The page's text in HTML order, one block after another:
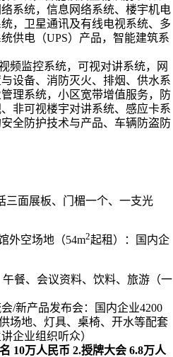
系统，信息网络系统、楼宇机电
，卫星通讯及有线电视系统、多
供电（UPS）产品，智能建筑系
频监控系统，可视对讲系统，网
设备、消防灭火、排烟、供水系
理系统，小区宽带增值服务，防
非可视楼宇对讲系统、感应卡系
全防护技术与产品、车辆防盗防
三面展板、门楣一个、一支光
外空场地（54m2起租）：国内企
餐、会议资料、饮料、旅游（一
/新产品发布会：国内企业4200
场地、灯具、桌椅、开水等配套
企业组织听众）
10万人民币 2.授牌大会 6.8万人